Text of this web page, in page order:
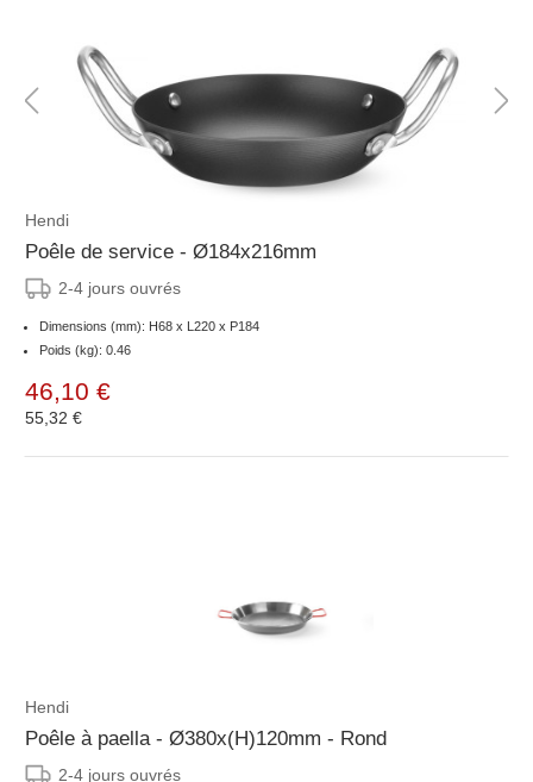
Hendi
Poêle de service - Ø184x216mm
2-4 jours ouvrés
Dimensions (mm): H68 x L220 x P184
Poids (kg): 0.46
46,10 €
55,32 €
Hendi
Poêle à paella - Ø380x(H)120mm - Rond
2-4 jours ouvrés